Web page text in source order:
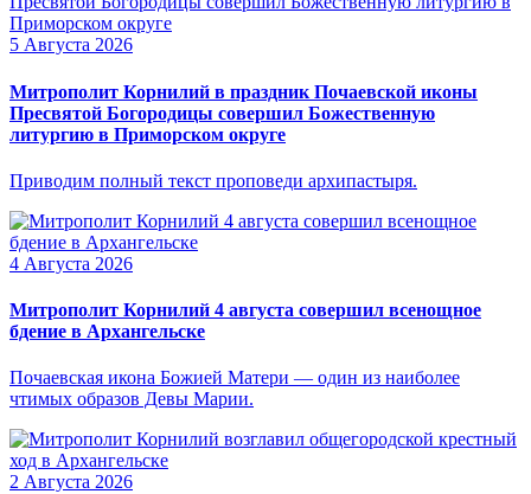
5 Августа 2026
Митрополит Корнилий в праздник Почаевской иконы
Пресвятой Богородицы совершил Божественную
литургию в Приморском округе
Приводим полный текст проповеди архипастыря.
4 Августа 2026
Митрополит Корнилий 4 августа совершил всенощное
бдение в Архангельске
Почаевская икона Божией Матери — один из наиболее
чтимых образов Девы Марии.
2 Августа 2026